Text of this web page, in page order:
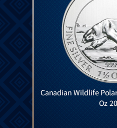
Canadian Wildlife
Oz